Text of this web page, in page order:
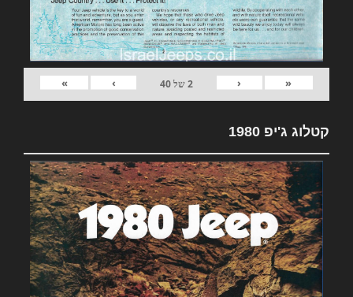
«
‹
2של40
›
»
קטלוג ג'יפ 1980